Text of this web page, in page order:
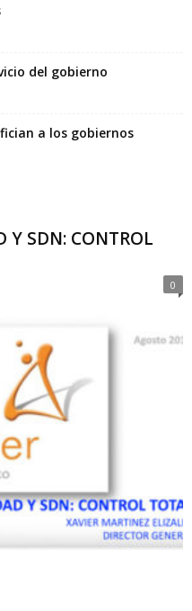
del gobierno
a los gobiernos
Y SDN: CONTROL
0